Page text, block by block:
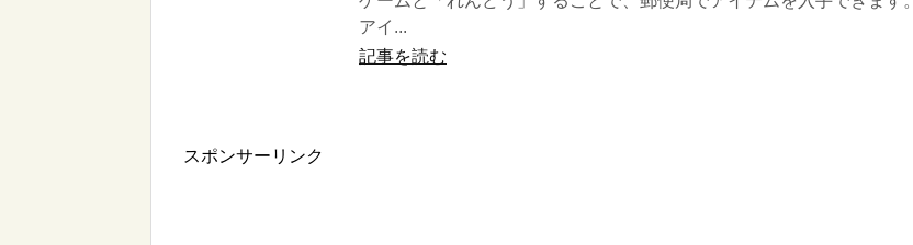
アイ...
記事を読む
スポンサーリンク